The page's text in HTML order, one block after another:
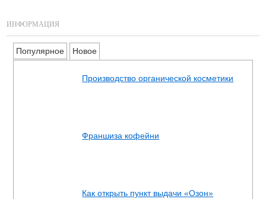
ИНФОРМАЦИЯ
Популярное Новое
Производство органической косметики
Франшиза кофейни
Как открыть пункт выдачи «Озон»